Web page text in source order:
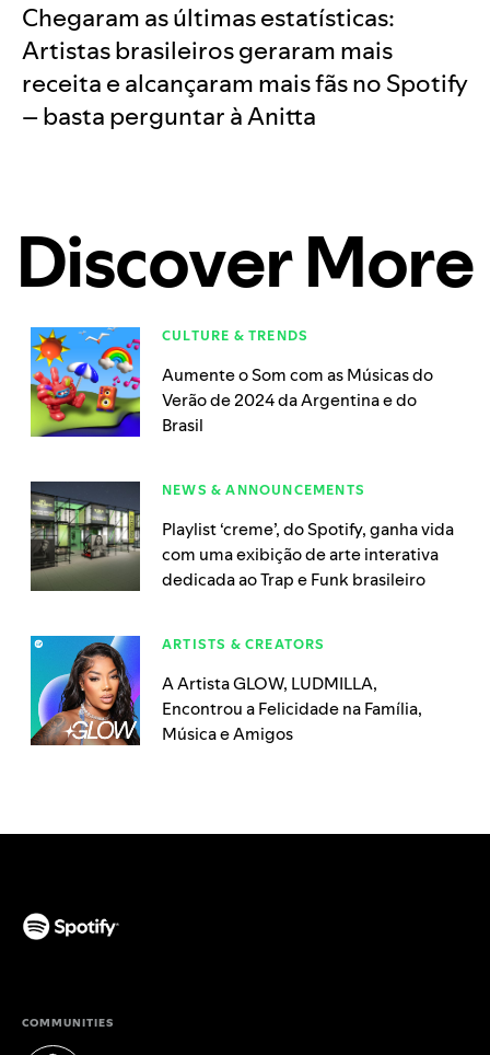
Chegaram as últimas estatísticas:
Artistas brasileiros geraram mais
receita e alcançaram mais fãs no Spotify
– basta perguntar à Anitta
Discover More
CULTURE & TRENDS
Aumente o Som com as Músicas do
Verão de 2024 da Argentina e do
Brasil
NEWS & ANNOUNCEMENTS
Playlist ‘creme’, do Spotify, ganha vida
com uma exibição de arte interativa
dedicada ao Trap e Funk brasileiro
ARTISTS & CREATORS
A Artista GLOW, LUDMILLA,
Encontrou a Felicidade na Família,
Música e Amigos
COMMUNITIES